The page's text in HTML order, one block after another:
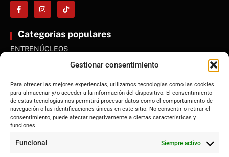
Gestionar consentimiento
Para ofrecer las mejores experiencias, utilizamos tecnologías como las cookies
para almacenar y/o acceder a la información del dispositivo. El consentimiento
de estas tecnologías nos permitirá procesar datos como el comportamiento de
navegación o las identificaciones únicas en este sitio. No consentir o retirar el
consentimiento, puede afectar negativamente a ciertas características y
funciones.
Funcional Siempre activo
Categorías populares
ENTRENÚCLEOS
Andalucía
Internacional
Tecnología
Sociedad